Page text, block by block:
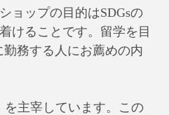
ョップの目的はSDGsの
けることです。留学を目
務する人にお薦めの内
を主宰しています。この